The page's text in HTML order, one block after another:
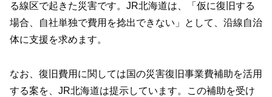
る線区で起きた災害です。JR北海道は、「仮に復旧する
場合、自社単独で費用を捻出できない」として、沿線自治
体に支援を求めます。
なお、復旧費用に関しては国の災害復旧事業費補助を活用
する案を、JR北海道は提示しています。この補助を受け